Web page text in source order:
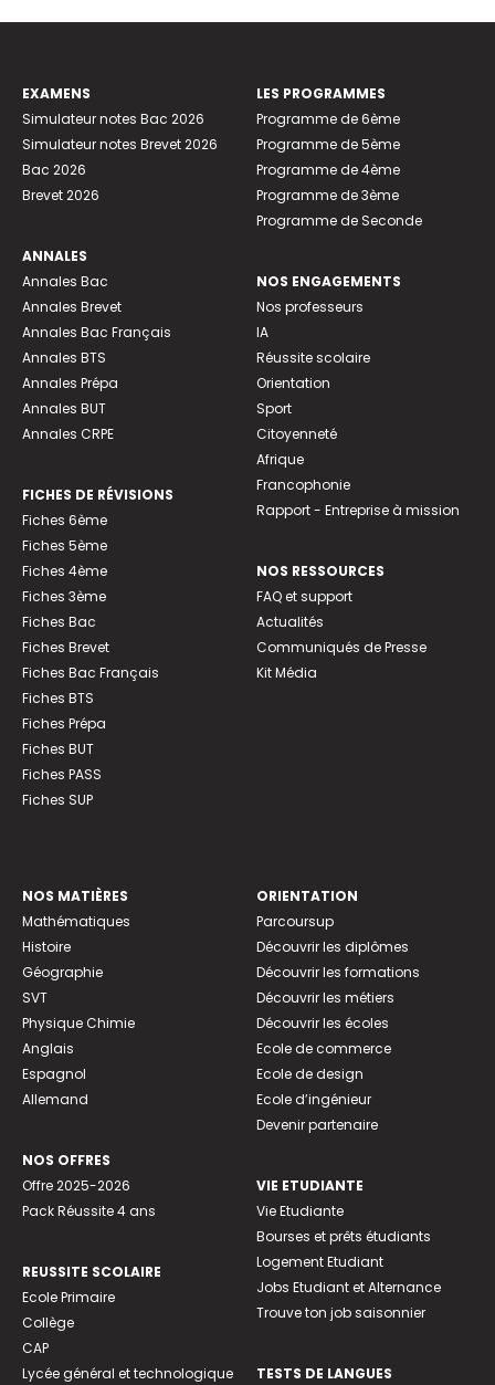
EXAMENS
Simulateur notes Bac 2026
Simulateur notes Brevet 2026
Bac 2026
Brevet 2026
ANNALES
Annales Bac
Annales Brevet
Annales Bac Français
Annales BTS
Annales Prépa
Annales BUT
Annales CRPE
FICHES DE RÉVISIONS
Fiches 6ème
Fiches 5ème
Fiches 4ème
Fiches 3ème
Fiches Bac
Fiches Brevet
Fiches Bac Français
Fiches BTS
Fiches Prépa
Fiches BUT
Fiches PASS
Fiches SUP
LES PROGRAMMES
Programme de 6ème
Programme de 5ème
Programme de 4ème
Programme de 3ème
Programme de Seconde
NOS ENGAGEMENTS
Nos professeurs
IA
Réussite scolaire
Orientation
Sport
Citoyenneté
Afrique
Francophonie
Rapport - Entreprise à mission
NOS RESSOURCES
FAQ et support
Actualités
Communiqués de Presse
Kit Média
NOS MATIÈRES
Mathématiques
Histoire
Géographie
SVT
Physique Chimie
Anglais
Espagnol
Allemand
NOS OFFRES
Offre 2025-2026
Pack Réussite 4 ans
REUSSITE SCOLAIRE
Ecole Primaire
Collège
CAP
Lycée général et technologique
ORIENTATION
Parcoursup
Découvrir les diplômes
Découvrir les formations
Découvrir les métiers
Découvrir les écoles
Ecole de commerce
Ecole de design
Ecole d’ingénieur
Devenir partenaire
VIE ETUDIANTE
Vie Etudiante
Bourses et prêts étudiants
Logement Etudiant
Jobs Etudiant et Alternance
Trouve ton job saisonnier
TESTS DE LANGUES